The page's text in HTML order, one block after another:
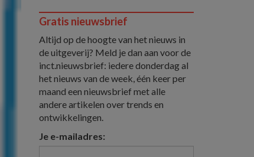
Gratis nieuwsbrief
Altijd op de hoogte van het nieuws in
de uitgeverij? Meld je dan aan voor de
inct.nieuwsbrief: iedere donderdag al
het nieuws van de week, één keer per
maand een nieuwsbrief met alle
andere artikelen over trends en
ontwikkelingen.
Je e-mailadres: